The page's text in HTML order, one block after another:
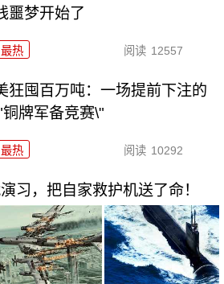
噩梦开始了
最热 阅读 12557
狂囤百万吨：一场提前下注的
铜牌军备竞赛\"
最热 阅读 10292
习，把自家救护机送了命！